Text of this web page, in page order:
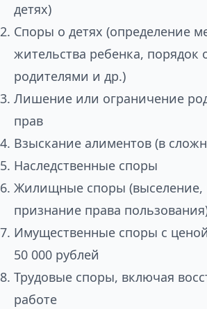
детях)
Споры о детях (определение
жительства ребенка, порядок
родителями и др.)
Лишение или ограничение
прав
Взыскание алиментов (в
Наследственные споры
Жилищные споры (выселение,
признание права
Имущественные споры с
50 000 рублей
Трудовые споры, включая
работе